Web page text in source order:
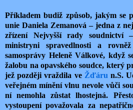
Příkladem budiž způsob, jakým se
unie Daniela Zemanová – jedna z
zřízení Nejvyšší rady soudnictví
ministryni spravedlnosti a rovněž
samosprávy Heleně Válkové, když
žalobu na opavského soudce, který
jež později vraždila ve Žďáru n.S.
veřejném mínění vlnu nevole vůči
ní nemohla zůstat lhostejná.
vystoupení považovala za